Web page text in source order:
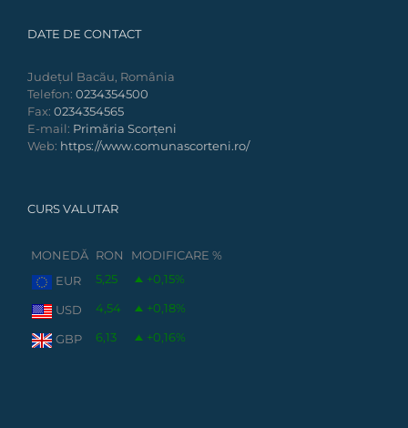
DATE DE CONTACT
Județul Bacău, România
Telefon: 0234354500
Fax: 0234354565
E-mail: Primăria Scorțeni
Web: https://www.comunascorteni.ro/
CURS VALUTAR
MONEDĂ RON
MODIFICARE %
EUR
5,25 +0,15%
USD 4,54 +0,18%
GBP 6,13 +0,16%